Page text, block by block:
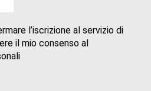
l’iscrizione al servizio di
il mio consenso al